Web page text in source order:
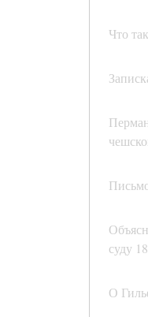
Что
суду
О